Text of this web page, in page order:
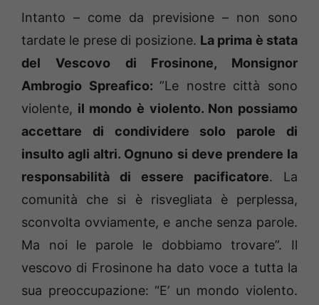
Intanto – come da previsione – non sono
tardate le prese di posizione. La prima è stata
del Vescovo di Frosinone, Monsignor
Ambrogio Spreafico:”Le nostre città sono
violente, il mondo è violento. Non possiamo
accettare di condividere solo parole di
insulto agli altri. Ognuno si deve prendere la
responsabilità di essere pacificatore. La
comunità che si è risvegliata è perplessa,
sconvolta ovviamente, e anche senza parole.
Ma noi le parole le dobbiamo trovare”. Il
vescovo di Frosinone ha dato voce a tutta la
sua preoccupazione: “E’ un mondo violento.